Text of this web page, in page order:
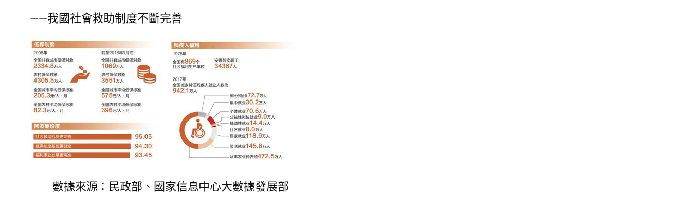
——我國社會救助制度不斷完善
數據來源：民政部、國家信息中心大數據發展部